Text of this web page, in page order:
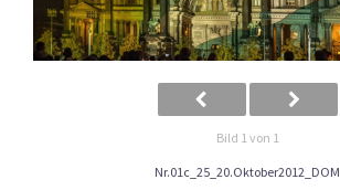
Bild 1 von 1
Nr.01c_25_20.Oktober2012_DOM